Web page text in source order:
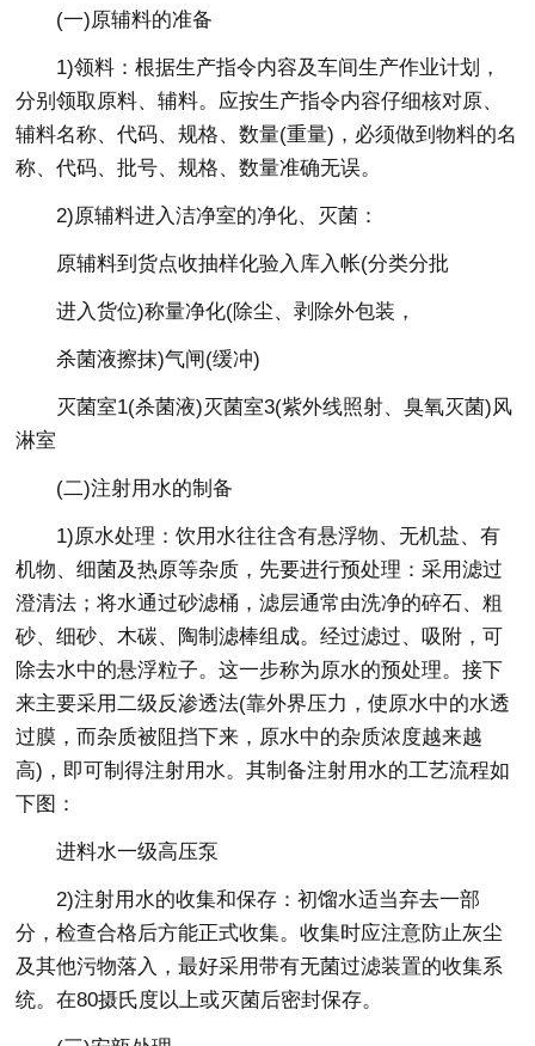
(一)原辅料的准备
1)领料：根据生产指令内容及车间生产作业计划，
分别领取原料、辅料。应按生产指令内容仔细核对原、
辅料名称、代码、规格、数量(重量)，必须做到物料的名
称、代码、批号、规格、数量准确无误。
2)原辅料进入洁净室的净化、灭菌：
原辅料到货点收抽样化验入库入帐(分类分批
进入货位)称量净化(除尘、剥除外包装，
杀菌液擦抹)气闸(缓冲)
灭菌室1(杀菌液)灭菌室3(紫外线照射、臭氧灭菌)风
淋室
(二)注射用水的制备
1)原水处理：饮用水往往含有悬浮物、无机盐、有
机物、细菌及热原等杂质，先要进行预处理：采用滤过
澄清法；将水通过砂滤桶，滤层通常由洗净的碎石、粗
砂、细砂、木碳、陶制滤棒组成。经过滤过、吸附，可
除去水中的悬浮粒子。这一步称为原水的预处理。接下
来主要采用二级反渗透法(靠外界压力，使原水中的水透
过膜，而杂质被阻挡下来，原水中的杂质浓度越来越
高)，即可制得注射用水。其制备注射用水的工艺流程如
下图：
进料水一级高压泵
2)注射用水的收集和保存：初馏水适当弃去一部
分，检查合格后方能正式收集。收集时应注意防止灰尘
及其他污物落入，最好采用带有无菌过滤装置的收集系
统。在80摄氏度以上或灭菌后密封保存。